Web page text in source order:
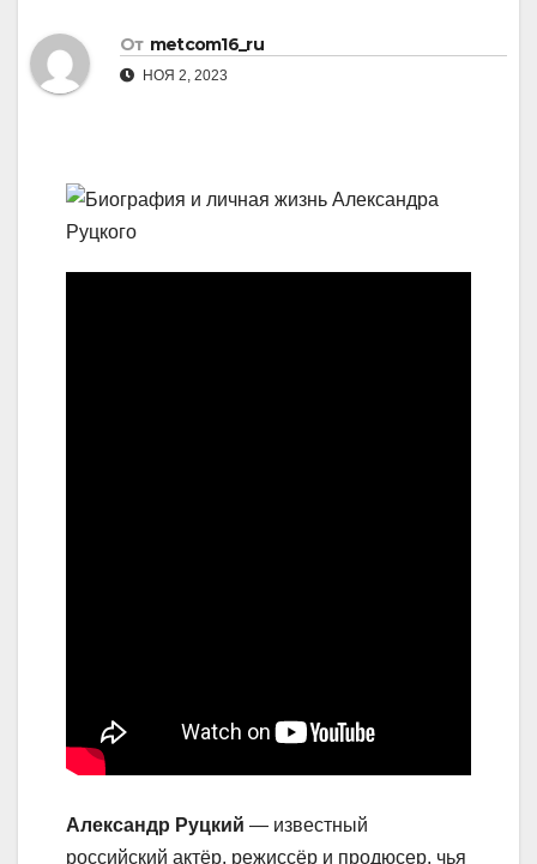
От metcom16_ru
НОЯ 2, 2023
Александр Руцкий — известный
российский актёр, режиссёр и продюсер, чья